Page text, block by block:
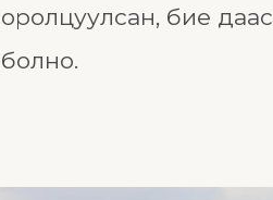
оролцуулсан, бие
болно.